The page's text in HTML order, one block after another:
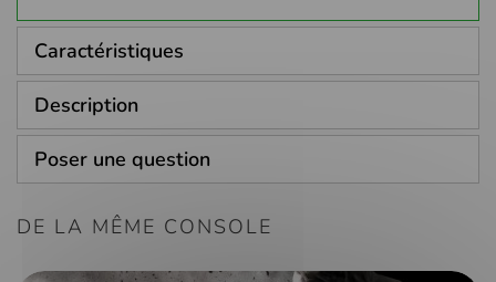
Caractéristiques
Description
Poser une question
DE LA MÊME CONSOLE